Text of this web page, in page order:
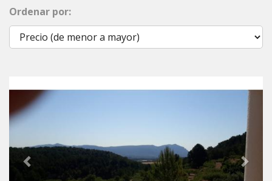
Ordenar por: